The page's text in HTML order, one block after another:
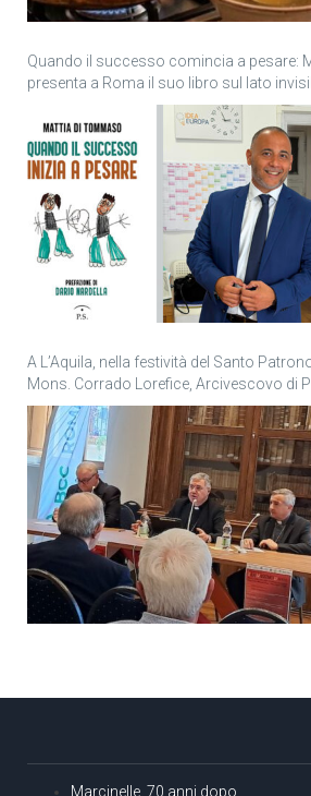
Quando il successo comincia a pesare:
presenta a Roma il suo libro sul lato
A L’Aquila, nella festività del Santo
Mons. Corrado Lorefice, Arcivescovo di
Marcinelle, 70 anni dopo